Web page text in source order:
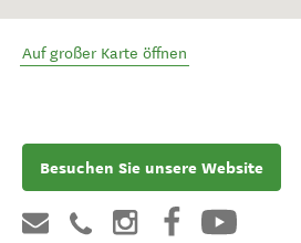
Auf großer Karte öffnen
Besuchen Sie unsere Website